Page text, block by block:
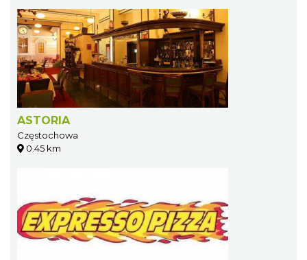
ASTORIA
Częstochowa
0.45 km